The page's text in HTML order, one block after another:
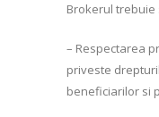
Brokerul
– Respectarea
priveste
beneficiarilor si